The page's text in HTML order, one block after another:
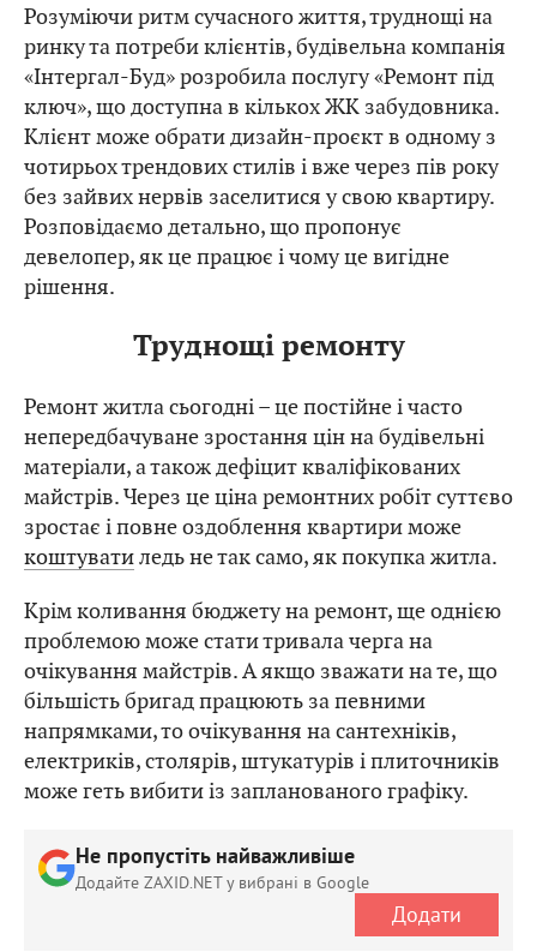
Розуміючи ритм сучасного життя, труднощі на
ринку та потреби клієнтів, будівельна компанія
«Інтергал-Буд» розробила послугу «Ремонт під
ключ», що доступна в кількох ЖК забудовника.
Клієнт може обрати дизайн-проєкт в одному з
чотирьох трендових стилів і вже через пів року
без зайвих нервів заселитися у свою квартиру.
Розповідаємо детально, що пропонує
девелопер, як це працює і чому це вигідне
рішення.
Труднощі ремонту
Ремонт житла сьогодні – це постійне і часто
непередбачуване зростання цін на будівельні
матеріали, а також дефіцит кваліфікованих
майстрів. Через це ціна ремонтних робіт суттєво
зростає і повне оздоблення квартири може
коштуватиледь не так само, як покупка житла.
Крім коливання бюджету на ремонт, ще однією
проблемою може стати тривала черга на
очікування майстрів. А якщо зважати на те, що
більшість бригад працюють за певними
напрямками, то очікування на сантехніків,
електриків, столярів, штукатурів і плиточників
може геть вибити із запланованого графіку.
Не пропустіть найважливіше
Додайте ZAXID.NET у вибрані в Google
Додати